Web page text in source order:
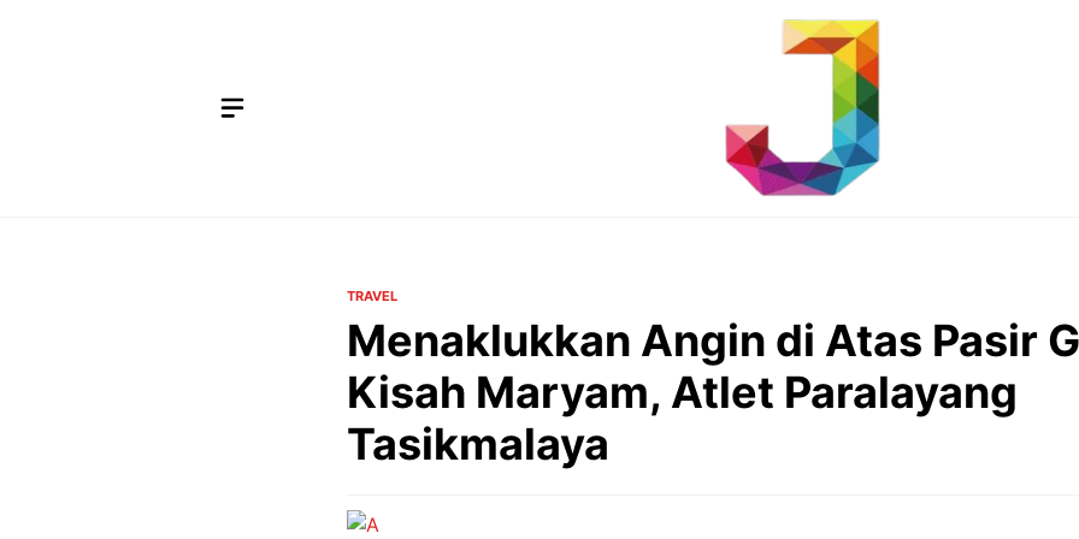
TRAVEL
Menaklukkan Angin di Atas Pasir
Kisah Maryam, Atlet Paralayang
Tasikmalaya